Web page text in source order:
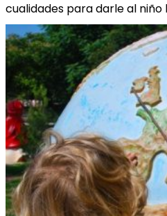
cualidades para darle al niño